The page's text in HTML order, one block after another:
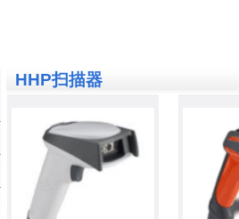
HHP扫描器